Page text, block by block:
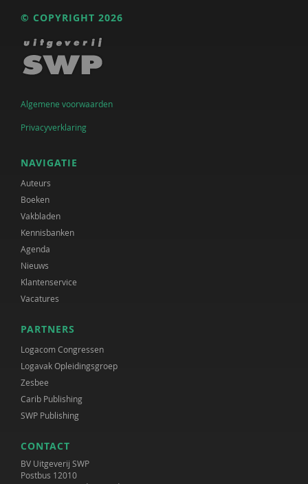
© COPYRIGHT 2026
Algemene voorwaarden
Privacyverklaring
NAVIGATIE
Auteurs
Boeken
Vakbladen
Kennisbanken
Agenda
Nieuws
Klantenservice
Vacatures
PARTNERS
Logacom Congressen
Logavak Opleidingsgroep
Zesbee
Carib Publishing
SWP Publishing
CONTACT
BV Uitgeverij SWP
Postbus 12010